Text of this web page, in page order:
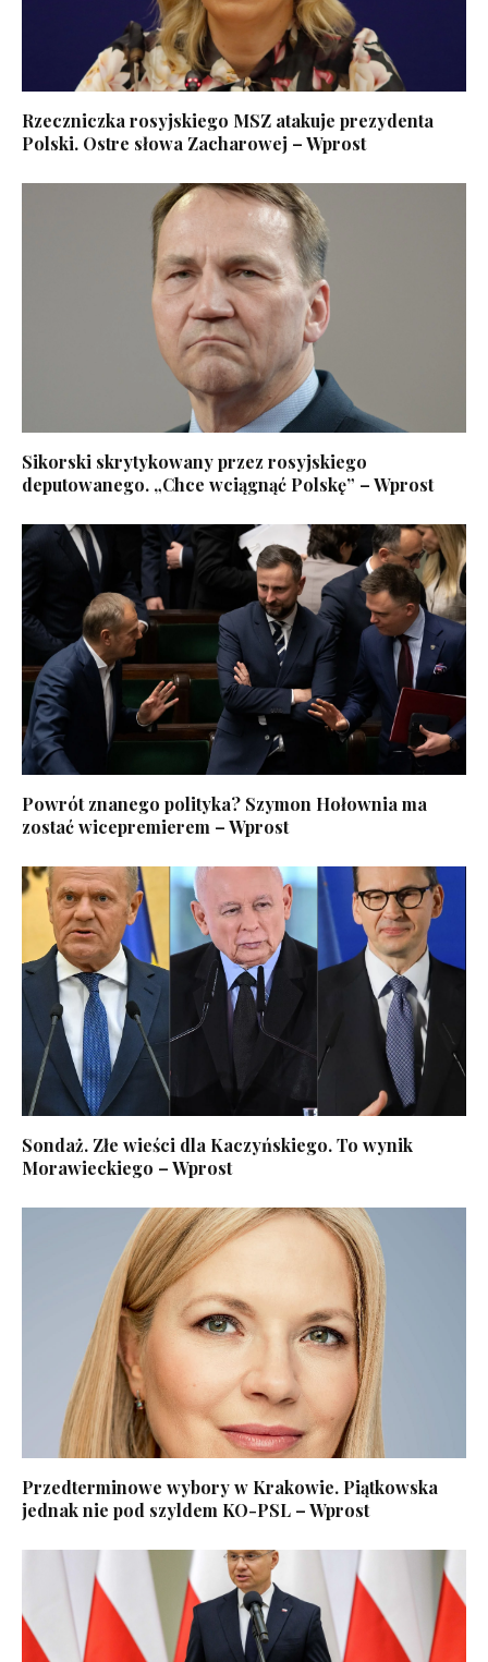
Rzeczniczka rosyjskiego MSZ atakuje prezydenta
Polski. Ostre słowa Zacharowej – Wprost
Sikorski skrytykowany przez rosyjskiego
deputowanego. „Chce wciągnąć Polskę” – Wprost
Powrót znanego polityka? Szymon Hołownia ma
zostać wicepremierem – Wprost
Sondaż. Złe wieści dla Kaczyńskiego. To wynik
Morawieckiego – Wprost
Przedterminowe wybory w Krakowie. Piątkowska
jednak nie pod szyldem KO-PSL – Wprost